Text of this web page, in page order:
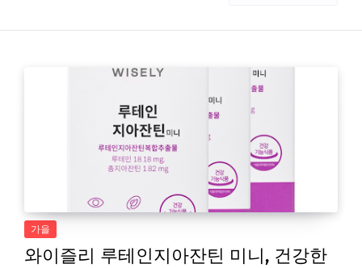
가을
와이즐리 루테인지아잔틴 미니, 건강한